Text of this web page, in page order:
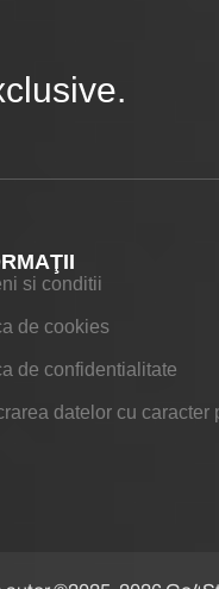
si conditii
de cookies
de confidentialitate
datelor cu caracter